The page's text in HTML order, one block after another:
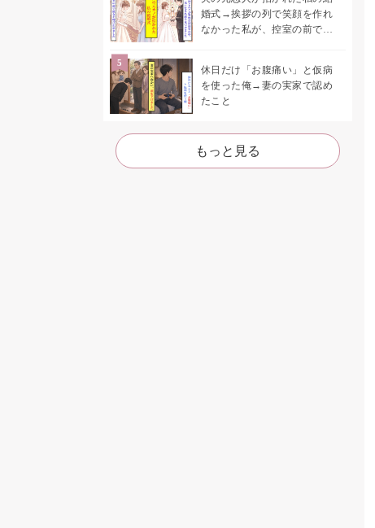
婚式→挨拶の列で笑顔を作れ
なかった私が、控室の前で彼
休日だけ「お腹痛い」と仮病
を使った俺→妻の実家で認め
たこと
もっと見る